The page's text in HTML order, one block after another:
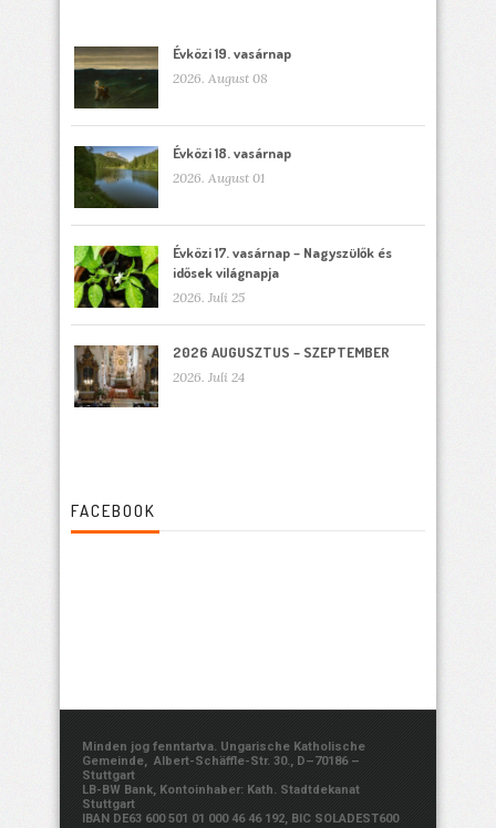
Évközi 19. vasárnap
2026. August 08
Évközi 18. vasárnap
2026. August 01
Évközi 17. vasárnap – Nagyszülők és
idősek világnapja
2026. Juli 25
2026 AUGUSZTUS – SZEPTEMBER
2026. Juli 24
FACEBOOK
Minden jog fenntartva. Ungarische Katholische
Gemeinde, Albert-Schäffle-Str. 30., D–70186 –
Stuttgart
LB-BW Bank, Kontoinhaber: Kath. Stadtdekanat
Stuttgart
IBAN DE63 600 501 01 000 46 46 192, BIC SOLADEST600